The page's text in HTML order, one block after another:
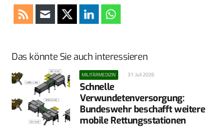
Das könnte Sie auch interessieren
MILITÄRMEDIZIN 31. Juli 2026
Schnelle
Verwundetenversorgung:
Bundeswehr beschafft weitere
mobile Rettungsstationen